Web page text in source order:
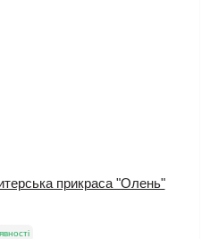
прикраса "Олень"